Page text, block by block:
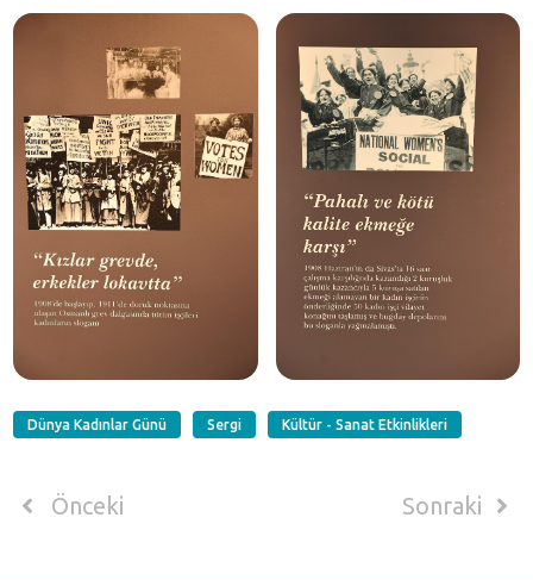
Dünya Kadınlar Günü Sergi Kültür - Sanat Etkinlikleri
Önceki Sonraki